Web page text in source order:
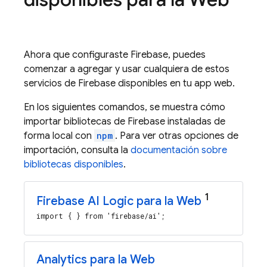
Ahora que configuraste Firebase, puedes
comenzar a agregar y usar cualquiera de estos
servicios de Firebase disponibles en tu app web.
En los siguientes comandos, se muestra cómo
importar bibliotecas de Firebase instaladas de
forma local con npm . Para ver otras opciones de
importación, consulta la documentación sobre
bibliotecas disponibles.
Firebase AI Logic para la Web 1
import { } from 'firebase/ai';
Analytics para la Web